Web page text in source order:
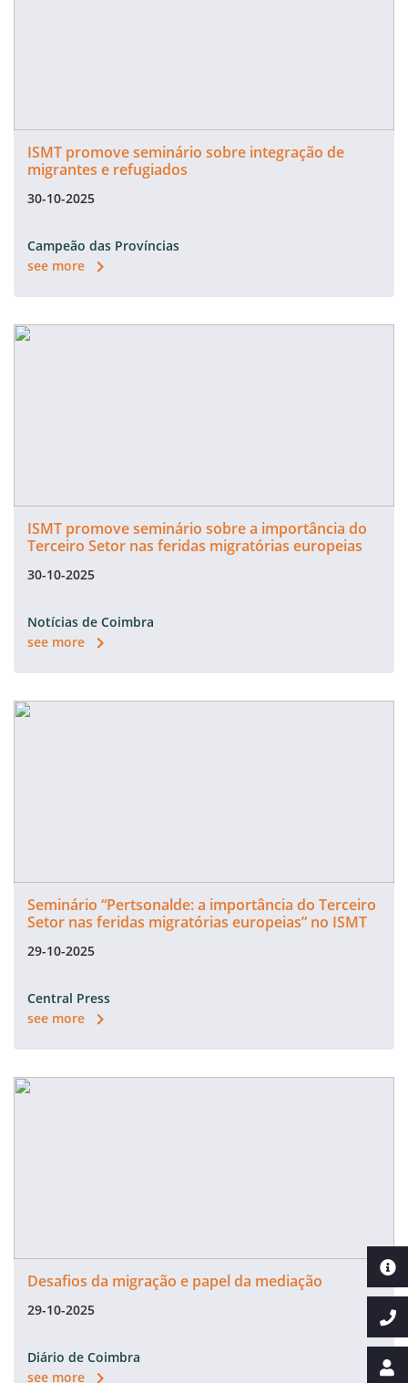
ISMT promove seminário sobre integração de
migrantes e refugiados
30-10-2025
Campeão das Províncias
see more
ISMT promove seminário sobre a importância do
Terceiro Setor nas feridas migratórias europeias
30-10-2025
Notícias de Coimbra
see more
Seminário “Pertsonalde: a importância do Terceiro
Setor nas feridas migratórias europeias” no ISMT
29-10-2025
Central Press
see more
Desafios da migração e papel da mediação
29-10-2025
Diário de Coimbra
see more